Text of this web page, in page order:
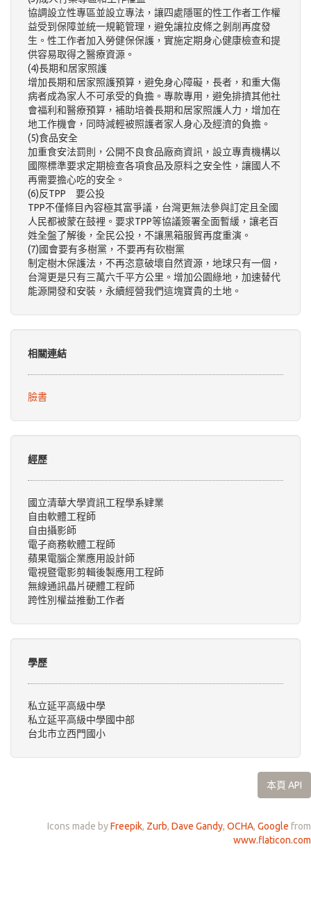
協調設立性專區並設立專法，讓四處隱匿的性工作者工作權
益受到保障並統一規範管理，避免讓拉皮條之剝削再度發
生。性工作者加入勞健保保護，實施定期身心健康檢查和提
供容易取得之醫療資源。
(4)長期和居家照護
增加長期和居家照護預算，避免身心障礙，長者，和重大傷
病者成為家人不可承受的負擔。專款專用，避免排擠其他社
會福利和醫療預算，補助培養長期和居家照護人力，增加在
地工作機會，同時減輕被照護者家人身心及經濟的負擔。
(5)食品安全
加重食安法罰則，公開不良食品廠商資訊，設立專責機構以
國際標準要求定期檢查各項食品及原料之安全性，讓國人不
再需要擔心吃的安全。
(6)反TPP 要公投
TPP不僅條目內容極其富爭議，台灣更無法參與訂定且全國
人民都被蒙在鼓裡。要求TPP等協議簽署全面暫緩，讓老百
姓全盤了解後，全民公投，不讓黑箱服貿再度重演。
(7)國會要有多樹黨，不要再有砍樹黨
制定樹木保護法，不再恣意破壞自然資源，地球只有一個，
台灣更是只有三萬六千平方公里。增加公園綠地，加速替代
能源開發和安裝，永續經營我們這塊寶貴的土地。
相關連結
臉書
經歷
國立清華大學資訊工程學系肄業
自由軟體工程師
自由攝影師
電子商務軟體工程師
蘋果電腦企業應用設計師
電視暨電影剪輯後製應用工程師
無線通訊晶片硬體工程師
跨性別權益推動工作者
學歷
私立延平高級中學
私立延平高級中學國中部
台北市立西門國小
本頁 API
Icons made byFreepik, Zurb, Dave Gandy, OCHA, Google from
www.flaticon.com